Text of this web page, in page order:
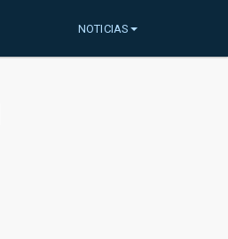
NOTICIAS